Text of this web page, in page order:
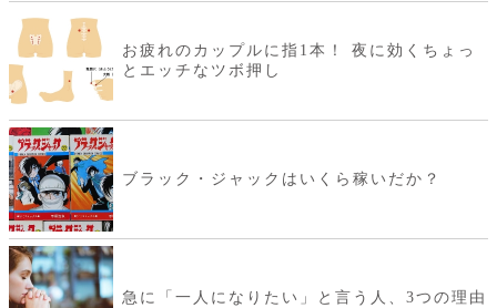
お疲れのカップルに指1本！ 夜に効くちょっ
とエッチなツボ押し
ブラック・ジャックはいくら稼いだか？
急に「一人になりたい」と言う人、3つの理由